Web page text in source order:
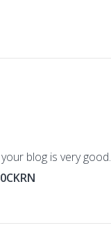
blog is very good.